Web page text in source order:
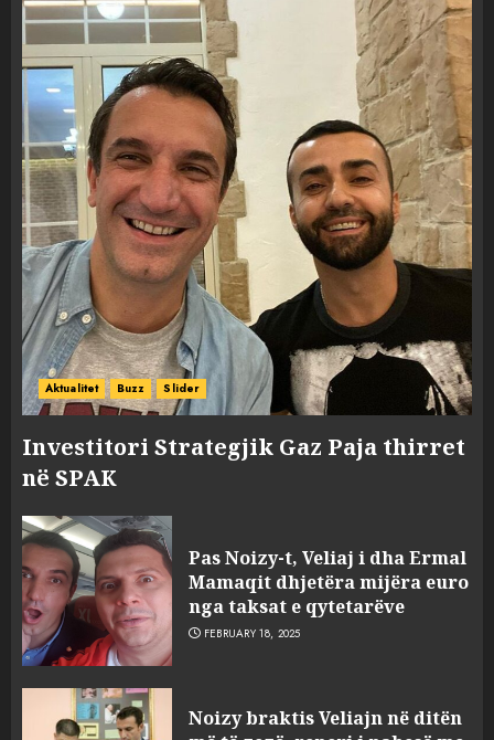
Aktualitet Buzz Slider
Investitori Strategjik Gaz Paja thirret
në SPAK
Pas Noizy-t, Veliaj i dha Ermal
Mamaqit dhjetëra mijëra euro
nga taksat e qytetarëve
FEBRUARY 18, 2025
Noizy braktis Veliajn në ditën
sulmuan “One Albania”,